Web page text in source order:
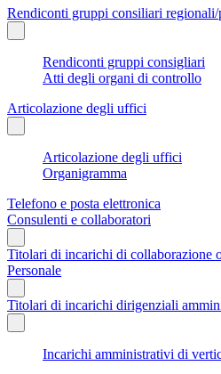
Rendiconti gruppi consiliari
Rendiconti gruppi consigliari
Atti degli organi di controllo
Articolazione degli uffici
Articolazione degli uffici
Organigramma
Telefono e posta elettronica
Consulenti e collaboratori
Titolari di incarichi di collaborazione
Personale
Titolari di incarichi dirigenziali
Incarichi amministrativi di